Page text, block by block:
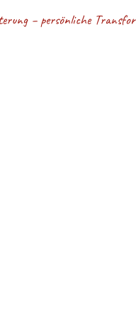
– persönliche